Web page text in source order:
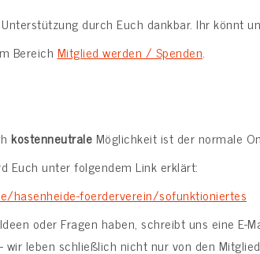
durch Euch dankbar. Ihr könnt
Bereich Mitglied werden / Spenden.
kostenneutrale Möglichkeit ist der normale
Euch unter folgendem Link erklärt:
hasenheide-foerderverein/sofunktioniertes
oder Fragen haben, schreibt uns eine E-
leben schließlich nicht nur von den